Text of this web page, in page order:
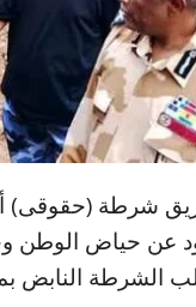
شرطة (حقوقى)
عن حياض الوطن
الشرطة النابض